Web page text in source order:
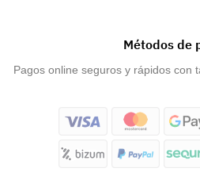
Métodos de
Pagos online seguros y rápidos con